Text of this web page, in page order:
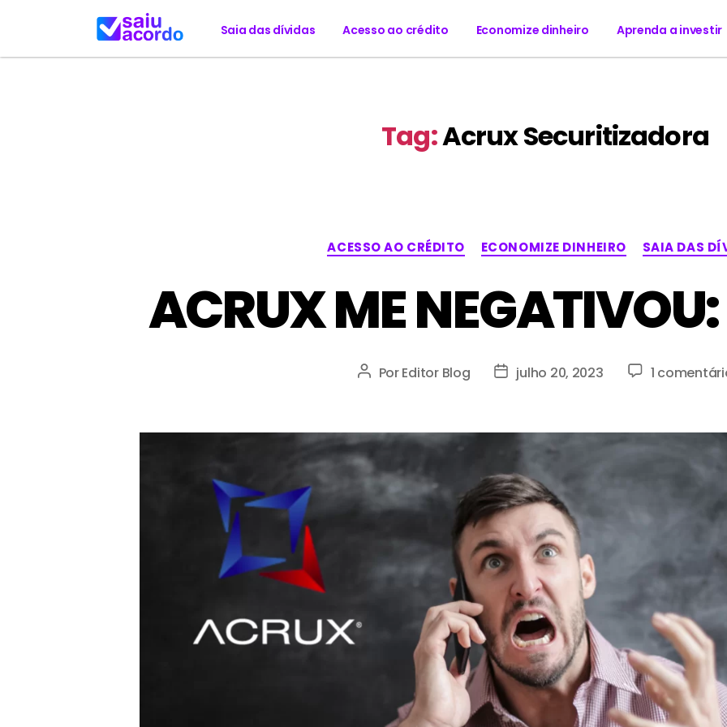
Saia das dívidas Acesso ao crédito Economize dinheiro Aprenda a investir
Tag:Acrux Securitizadora
ACESSO AO CRÉDITO ECONOMIZE DINHEIRO SAIA DAS
ACRUX ME
PorEditor Blog julho 20, 2023 1